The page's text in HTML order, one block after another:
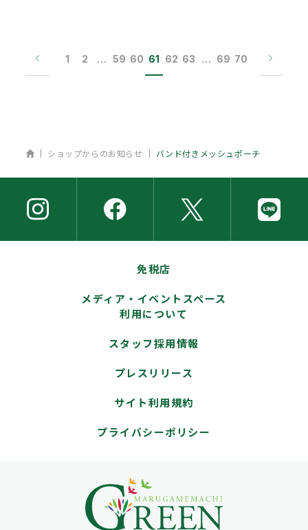
1 2 … 59 60 61 62 63 … 69 70
ホーム
ショップからのお知らせ バンド付きメッシュポーチ
免税店
メディア・イベントスペース
利用について
スタッフ採用情報
プレスリリース
サイト利用規約
プライバシーポリシー